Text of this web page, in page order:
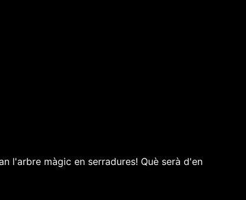
l'arbre màgic en serradures! Què serà d'en